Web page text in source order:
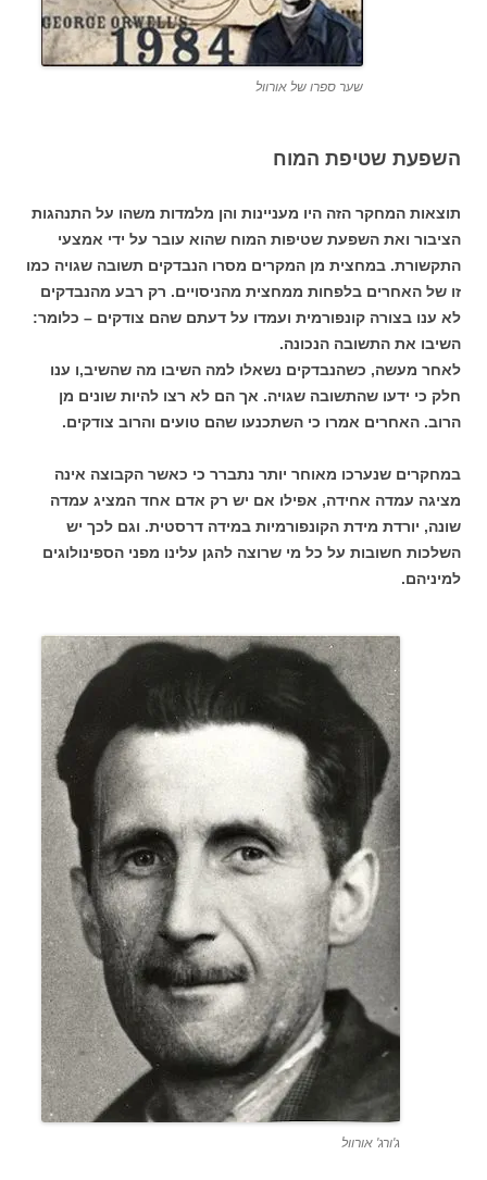
שער ספרו של אורוול
השפעת שטיפת המוח
תוצאות המחקר הזה היו מעניינות והן מלמדות משהו על התנהגות
הציבור ואת השפעת שטיפות המוח שהוא עובר על ידי אמצעי
התקשורת. במחצית מן המקרים מסרו הנבדקים תשובה שגויה כמו
זו של האחרים בלפחות ממחצית מהניסויים. רק רבע מהנבדקים
לא ענו בצורה קונפורמית ועמדו על דעתם שהם צודקים – כלומר:
השיבו את התשובה הנכונה.
לאחר מעשה, כשהנבדקים נשאלו למה השיבו מה שהשיב,ו ענו
חלק כי ידעו שהתשובה שגויה. אך הם לא רצו להיות שונים מן
הרוב. האחרים אמרו כי השתכנעו שהם טועים והרוב צודקים.
במחקרים שנערכו מאוחר יותר נתברר כי כאשר הקבוצה אינה
מציגה עמדה אחידה, אפילו אם יש רק אדם אחד המציג עמדה
שונה, יורדת מידת הקונפורמיות במידה דרסטית. וגם לכך יש
השלכות חשובות על כל מי שרוצה להגן עלינו מפני הספינולוגים
למיניהם.
ג'ורג' אורוול